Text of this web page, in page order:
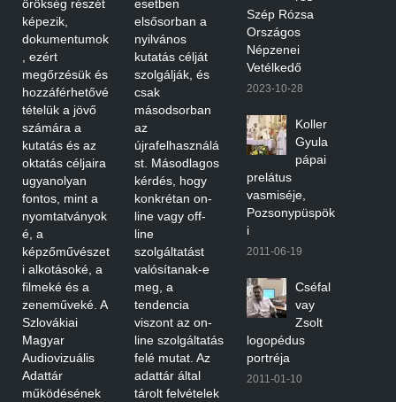
örökség részét
képezik,
dokumentumok
, ezért
megőrzésük és
hozzáférhetővé
tételük a jövő
számára a
kutatás és az
oktatás céljaira
ugyanolyan
fontos, mint a
nyomtatványok
é, a
képzőművészet
i alkotásoké, a
filmeké és a
zeneműveké. A
Szlovákiai
Magyar
Audiovizuális
Adattár
működésének
esetben
elsősorban a
nyilvános
kutatás célját
szolgálják, és
csak
másodsorban
az
újrafelhasználá
st. Másodlagos
kérdés, hogy
konkrétan on-
line vagy off-
line
szolgáltatást
valósítanak-e
meg, a
tendencia
viszont az on-
line szolgáltatás
felé mutat. Az
adattár által
tárolt felvételek
Szép Rózsa
Országos
Népzenei
Vetélkedő
2023-10-28
Koller
Gyula
pápai
prelátus
vasmiséje,
Pozsonypüspök
i
2011-06-19
Cséfal
vay
Zsolt
logopédus
portréja
2011-01-10